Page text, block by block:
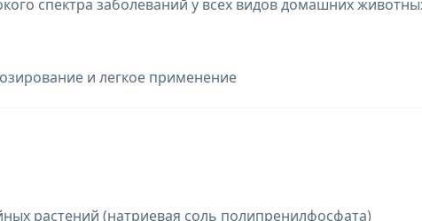
спектра заболеваний у всех видов домашних
и легкое применение
растений (натриевая соль полипренилфосфата)